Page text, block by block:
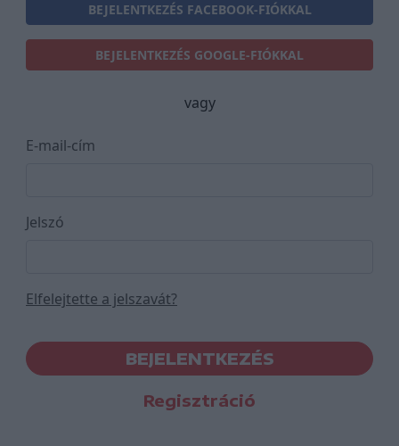
BEJELENTKEZÉS FACEBOOK-FIÓKKAL
BEJELENTKEZÉS GOOGLE-FIÓKKAL
vagy
E-mail-cím
Jelszó
Elfelejtette a jelszavát?
BEJELENTKEZÉS
Regisztráció